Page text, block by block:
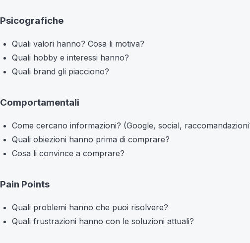
Psicografiche
Quali valori hanno? Cosa li motiva?
Quali hobby e interessi hanno?
Quali brand gli piacciono?
Comportamentali
Come cercano informazioni? (Google, social,
Quali obiezioni hanno prima di comprare?
Cosa li convince a comprare?
Pain Points
Quali problemi hanno che puoi risolvere?
Quali frustrazioni hanno con le soluzioni attuali?